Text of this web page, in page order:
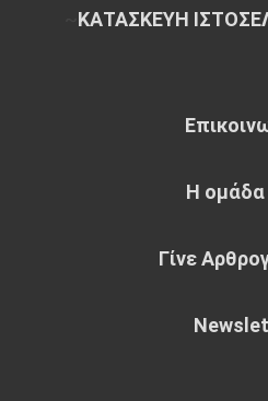
ΚΑΤΑΣΚΕΥΗ
Η ομάδα
Γίνε